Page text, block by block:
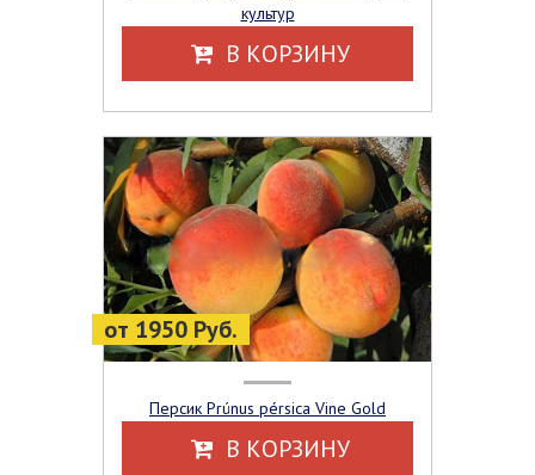
культур
В КОРЗИНУ
от 1950 Руб.
Персик Prúnus pérsica Vine Gold
В КОРЗИНУ